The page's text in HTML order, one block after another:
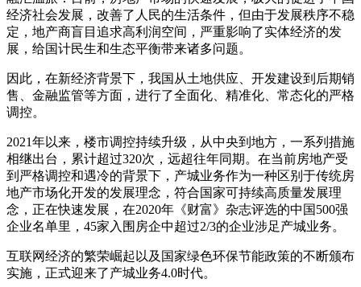
经济社会发展，改善了人民的生活条件，但由于发展秩序不稳
定，地产商盲目追求高利润空间，严重影响了实体经济的发
展，给国计民生和生态平衡带来诸多问题。
因此，在新经济背景下，我国从土地供应、开发建设到后期销
售、金融监管等方面，进行了全面化、精准化、常态化的严格
调控。
2021年以来，楼市调控持续升级，从中央到地方，一系列措施
相继出台，累计超过320次，远超往年同期。在当前房地产受
到严格调控和遇冷的背景下，产城业务作为一种区别于传统房
地产市场化开发的发展理念，符合国家可持续高质量发展理
念，正在快速发展，在2020年《财富》杂志评选的中国500强
企业名单里，45家入围房企中超过2/3的企业涉足产城业务。
互联网经济的繁荣崛起以及国家绿色环保节能政策的不断颁布
实施，正式迎来了产城业务4.0时代。